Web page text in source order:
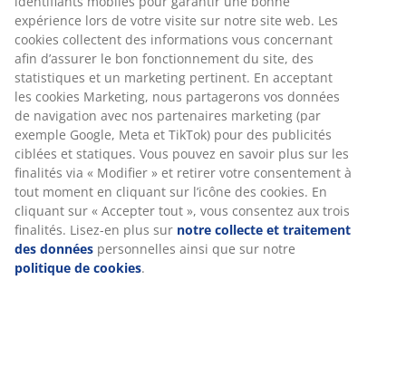
RÉFÉRENCE: 2764400
Caractéristiques
Notes
(4)
expérience lors de votre visite sur notre site web. Les
cookies collectent des informations vous concernant
afin d’assurer le bon fonctionnement du site, des
statistiques et un marketing pertinent. En acceptant
les cookies Marketing, nous partagerons vos données
de navigation avec nos partenaires marketing (par
exemple Google, Meta et TikTok) pour des publicités
ciblées et statiques. Vous pouvez en savoir plus sur les
finalités via « Modifier » et retirer votre consentement à
tout moment en cliquant sur l’icône des cookies. En
cliquant sur « Accepter tout », vous consentez aux trois
finalités. Lisez-en plus sur notre collecte et traitement
des données personnelles ainsi que sur notre
politique de cookies.